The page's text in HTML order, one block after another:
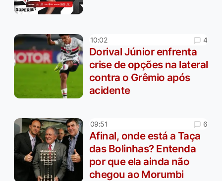
10:02 4
Dorival Júnior enfrenta
crise de opções na lateral
contra o Grêmio após
acidente
09:51 6
Afinal, onde está a Taça
das Bolinhas? Entenda
por que ela ainda não
chegou ao Morumbi